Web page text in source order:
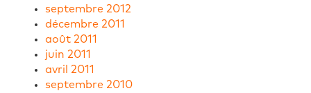
septembre 2012
décembre 2011
août 2011
juin 2011
avril 2011
septembre 2010